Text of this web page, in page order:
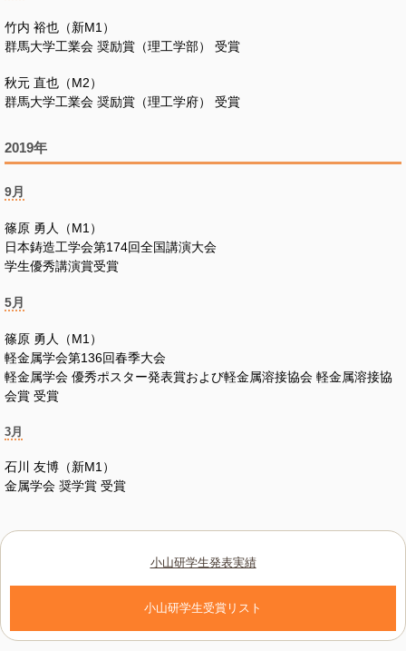
竹内 裕也（新M1）
群馬大学工業会 奨励賞（理工学部） 受賞
秋元 直也（M2）
群馬大学工業会 奨励賞（理工学府） 受賞
2019年
9月
篠原 勇人（M1）
日本鋳造工学会第174回全国講演大会
学生優秀講演賞受賞
5月
篠原 勇人（M1）
軽金属学会第136回春季大会
軽金属学会 優秀ポスター発表賞および軽金属溶接協会 軽金属溶接協
会賞 受賞
3月
石川 友博（新M1）
金属学会 奨学賞 受賞
小山研学生発表実績
小山研学生受賞リスト